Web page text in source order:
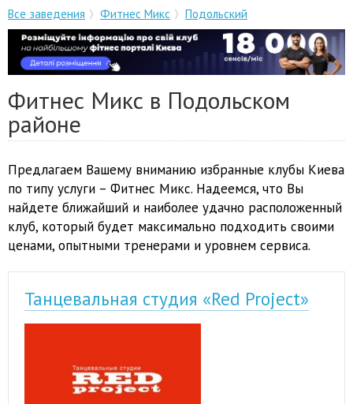
Все заведения Фитнес Микс Подольский
Фитнес Микс в Подольском
районе
Предлагаем Вашему вниманию избранные клубы Киева
по типу услуги – Фитнес Микс. Надеемся, что Вы
найдете ближайший и наиболее удачно расположенный
клуб, который будет максимально подходить своими
ценами, опытными тренерами и уровнем сервиса.
Танцевальная студия «Red Project»